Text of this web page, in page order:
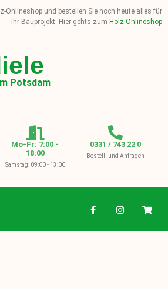
Onlineshop und bestellen Sie noch heute alles für
Ihr Bauprojekt. Hier gehts zum Holz Onlineshop
Potsdam
Mo-Fr: 7:00 -
18:00
Samstag: 09:00 - 13:00
0331 / 743 22 0
Bestell- und Anfragen